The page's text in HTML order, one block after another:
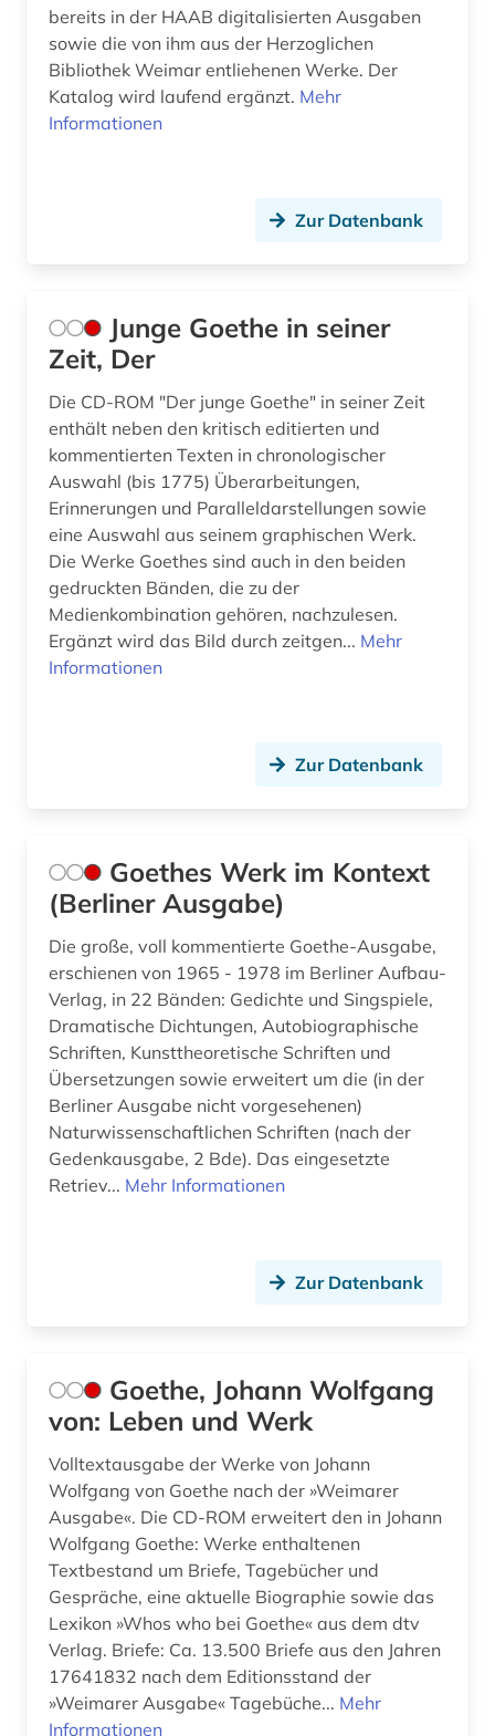
bereits in der HAAB digitalisierten Ausgaben
sowie die von ihm aus der Herzoglichen
Bibliothek Weimar entliehenen Werke. Der
Katalog wird laufend ergänzt. Mehr
Informationen
Zur Datenbank
Junge Goethe in seiner
Zeit, Der
Die CD-ROM "Der junge Goethe" in seiner Zeit
enthält neben den kritisch editierten und
kommentierten Texten in chronologischer
Auswahl (bis 1775) Überarbeitungen,
Erinnerungen und Paralleldarstellungen sowie
eine Auswahl aus seinem graphischen Werk.
Die Werke Goethes sind auch in den beiden
gedruckten Bänden, die zu der
Medienkombination gehören, nachzulesen.
Ergänzt wird das Bild durch zeitgen... Mehr
Informationen
Zur Datenbank
Goethes Werk im Kontext
(Berliner Ausgabe)
Die große, voll kommentierte Goethe-Ausgabe,
erschienen von 1965 - 1978 im Berliner Aufbau-
Verlag, in 22 Bänden: Gedichte und Singspiele,
Dramatische Dichtungen, Autobiographische
Schriften, Kunsttheoretische Schriften und
Übersetzungen sowie erweitert um die (in der
Berliner Ausgabe nicht vorgesehenen)
Naturwissenschaftlichen Schriften (nach der
Gedenkausgabe, 2 Bde). Das eingesetzte
Retriev... Mehr Informationen
Zur Datenbank
Goethe, Johann Wolfgang
von: Leben und Werk
Volltextausgabe der Werke von Johann
Wolfgang von Goethe nach der »Weimarer
Ausgabe«. Die CD-ROM erweitert den in Johann
Wolfgang Goethe: Werke enthaltenen
Textbestand um Briefe, Tagebücher und
Gespräche, eine aktuelle Biographie sowie das
Lexikon »Whos who bei Goethe« aus dem dtv
Verlag. Briefe: Ca. 13.500 Briefe aus den Jahren
17641832 nach dem Editionsstand der
»Weimarer Ausgabe« Tagebüche... Mehr
Informationen